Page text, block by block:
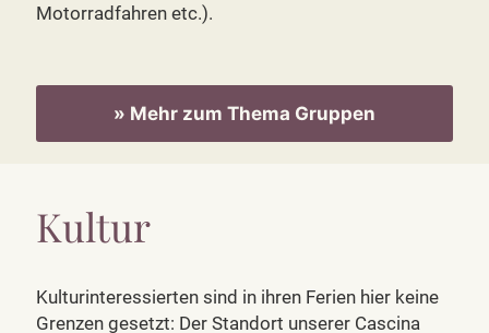
Motorradfahren etc.).
» Mehr zum Thema Gruppen
Kultur
Kulturinteressierten sind in ihren Ferien hier keine
Grenzen gesetzt: Der Standort unserer Cascina